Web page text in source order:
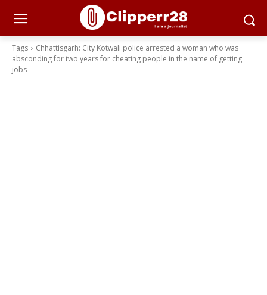
Tags
Chhattisgarh: City Kotwali police arrested a woman who was
absconding for two years for cheating people in the name of getting
jobs